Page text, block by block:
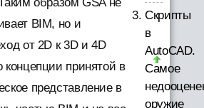
BIM, но и
от 2D к 3D и 4D
концепции принятой в
представление в
Скрипты
в
AutoCAD.
Самое
оружие